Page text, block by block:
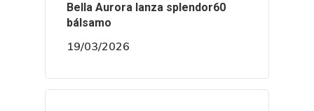
Bella Aurora lanza splendor60
bálsamo
19/03/2026